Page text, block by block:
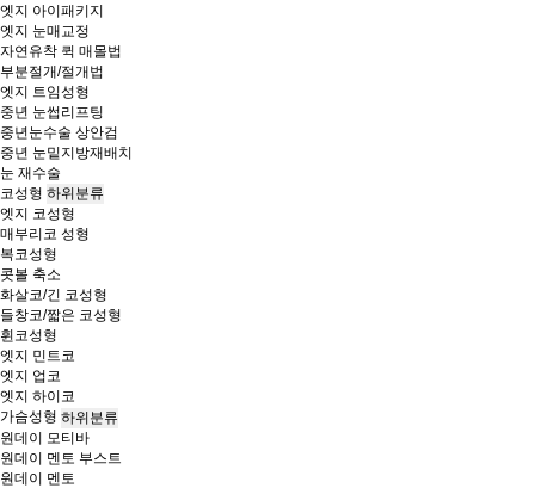
엣지 아이패키지
엣지 눈매교정
자연유착 퀵 매몰법
부분절개/절개법
엣지 트임성형
중년 눈썹리프팅
중년눈수술 상안검
중년 눈밑지방재배치
눈 재수술
코성형 하위분류
엣지 코성형
매부리코 성형
복코성형
콧볼 축소
화살코/긴 코성형
들창코/짧은 코성형
휜코성형
엣지 민트코
엣지 업코
엣지 하이코
가슴성형 하위분류
원데이 모티바
원데이 멘토 부스트
원데이 멘토